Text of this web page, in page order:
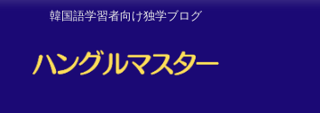
韓国語学習者向け独学ブログ